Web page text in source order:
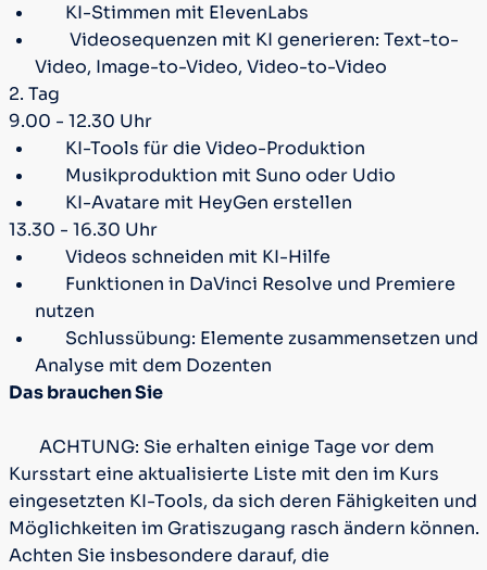
KI-Stimmen mit ElevenLabs
Videosequenzen mit KI generieren: Text-to-
Video, Image-to-Video, Video-to-Video
2. Tag
9.00 - 12.30 Uhr
KI-Tools für die Video-Produktion
Musikproduktion mit Suno oder Udio
KI-Avatare mit HeyGen erstellen
13.30 - 16.30 Uhr
Videos schneiden mit KI-Hilfe
Funktionen in DaVinci Resolve und Premiere
nutzen
Schlussübung: Elemente zusammensetzen und
Analyse mit dem Dozenten
Das brauchen Sie
ACHTUNG: Sie erhalten einige Tage vor dem
Kursstart eine aktualisierte Liste mit den im Kurs
eingesetzten KI-Tools, da sich deren Fähigkeiten und
Möglichkeiten im Gratiszugang rasch ändern können.
Achten Sie insbesondere darauf, die